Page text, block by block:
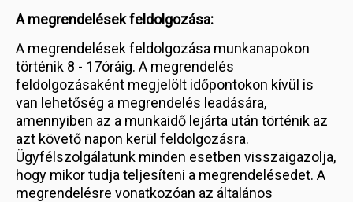
A megrendelések feldolgozása:
A megrendelések feldolgozása munkanapokon
történik 8 - 17óráig. A megrendelés
feldolgozásaként megjelölt időpontokon kívül is
van lehetőség a megrendelés leadására,
amennyiben az a munkaidő lejárta után történik az
azt követő napon kerül feldolgozásra.
Ügyfélszolgálatunk minden esetben visszaigazolja,
hogy mikor tudja teljesíteni a megrendelésedet. A
megrendelésre vonatkozóan az általános